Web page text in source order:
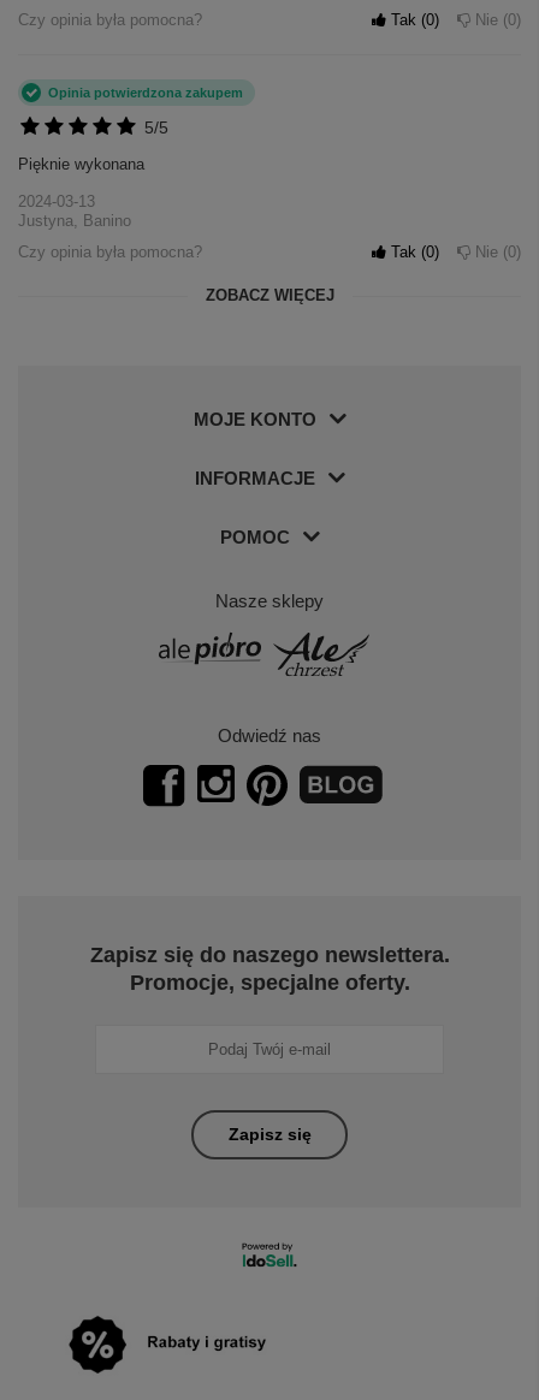
Czy opinia była pomocna?
Tak 0 Nie 0
5/5
Opinia potwierdzona zakupem
Pięknie wykonana
2024-03-13
Justyna, Banino
Czy opinia była pomocna?
Tak 0 Nie 0
ZOBACZ WIĘCEJ
MOJE KONTO
INFORMACJE
POMOC
Nasze sklepy
Odwiedź nas
Zapisz się do naszego newslettera.
Promocje, specjalne oferty.
Zapisz się